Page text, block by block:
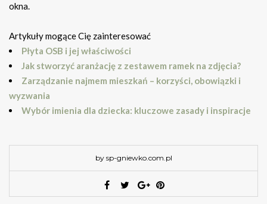
okna.
Artykuły mogące Cię zainteresować
Płyta OSB i jej właściwości
Jak stworzyć aranżację z zestawem ramek na zdjęcia?
Zarządzanie najmem mieszkań – korzyści, obowiązki i
wyzwania
Wybór imienia dla dziecka: kluczowe zasady i inspiracje
by sp-gniewko.com.pl